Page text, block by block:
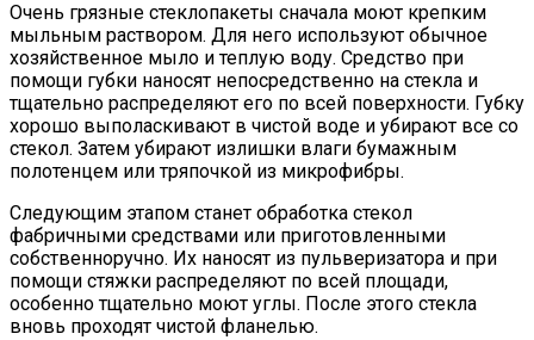
Очень грязные стеклопакеты сначала моют крепким
мыльным раствором. Для него используют обычное
хозяйственное мыло и теплую воду. Средство при
помощи губки наносят непосредственно на стекла и
тщательно распределяют его по всей поверхности. Губку
хорошо выполаскивают в чистой воде и убирают все со
стекол. Затем убирают излишки влаги бумажным
полотенцем или тряпочкой из микрофибры.
Следующим этапом станет обработка стекол
фабричными средствами или приготовленными
собственноручно. Их наносят из пульверизатора и при
помощи стяжки распределяют по всей площади,
особенно тщательно моют углы. После этого стекла
вновь проходят чистой фланелью.